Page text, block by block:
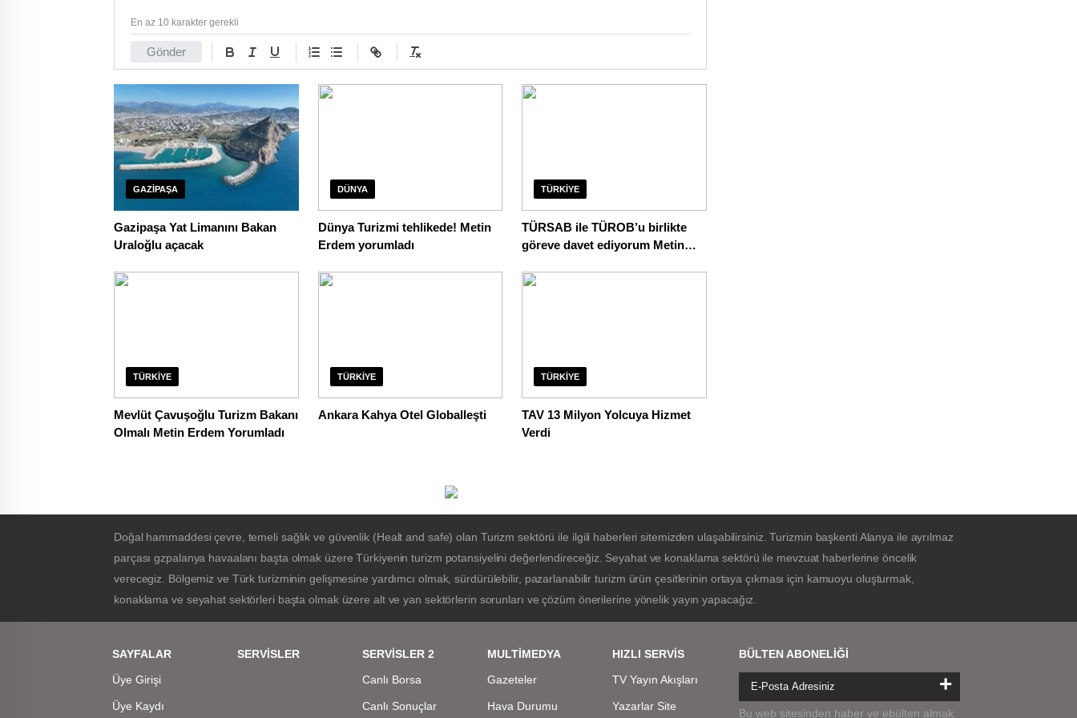
Gönder
En az 10 karakter gerekli
GAZIPAŞA
Gazipaşa Yat Limanını Bakan
Uraloğlu açacak
DÜNYA
Dünya Turizmi tehlikede! Metin
Erdem yorumladı
TÜRKIYE
TÜRSAB ile TÜROB’u birlikte
göreve davet ediyorum Metin
TÜRKIYE
Mevlüt Çavuşoğlu Turizm Bakanı
Olmalı Metin Erdem Yorumladı
TÜRKIYE
Ankara Kahya Otel Globalleşti
TÜRKIYE
TAV 13 Milyon Yolcuya Hizmet
Verdi
Doğal hammaddesi çevre, temeli sağlık ve güvenlik (Healt and safe) olan Turizm sektörü ile ilgili haberleri sitemizden ulaşabilirsiniz. Turizmin başkenti Alanya ile ayrılmaz
parçası gzpalanya havaalanı başta olmak üzere Türkiyenin turizm potansiyelini değerlendireceğiz. Seyahat ve konaklama sektörü ile mevzuat haberlerine öncelik
verecegiz. Bölgemiz ve Türk turizminin gelişmesine yardımcı olmak, sürdürülebilir, pazarlanabilir turizm ürün çesitlerinin ortaya çıkması için kamuoyu oluşturmak,
konaklama ve seyahat sektörleri başta olmak üzere alt ve yan sektörlerin sorunları ve çözüm önerilerine yönelik yayın yapacağız.
SAYFALAR
Üye Girişi
Üye Kaydı
SERVİSLER
SERVİSLER 2
Canlı Borsa
Canlı Sonuçlar
MULTİMEDYA
Gazeteler
Hava Durumu
HIZLI SERVİS
TV Yayın Akışları
Yazarlar Site
BÜLTEN ABONELİĞİ
+
Bu web sitesinden haber ve ebülten almak